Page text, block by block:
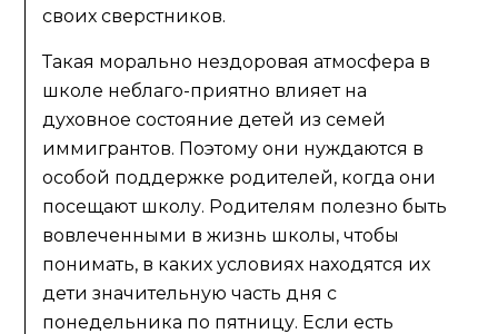
своих сверстников.
Такая морально нездоровая атмосфера в
школе неблаго-приятно влияет на
духовное состояние детей из семей
иммигрантов. Поэтому они нуждаются в
особой поддержке родителей, когда они
посещают школу. Родителям полезно быть
вовлеченными в жизнь школы, чтобы
понимать, в каких условиях находятся их
дети значительную часть дня с
понедельника по пятницу. Если есть